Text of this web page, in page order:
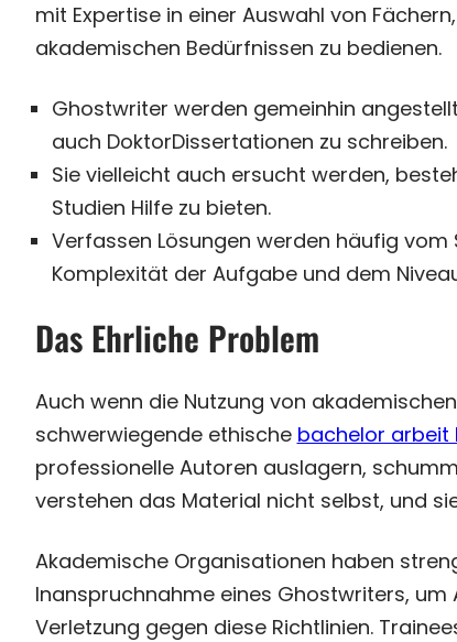
mit Expertise in einer Auswahl von
akademischen Bedürfnissen zu bedienen.
Ghostwriter werden gemeinhin
auch DoktorDissertationen zu schreiben.
Sie vielleicht auch ersucht werden,
Studien Hilfe zu bieten.
Verfassen Lösungen werden häufig
Komplexität der Aufgabe und dem
Das Ehrliche Problem
Auch wenn die Nutzung von
schwerwiegende ethische bachelor arbeit
professionelle Autoren auslagern,
verstehen das Material nicht selbst, und
Akademische Organisationen haben
Inanspruchnahme eines Ghostwriters,
Verletzung gegen diese Richtlinien.